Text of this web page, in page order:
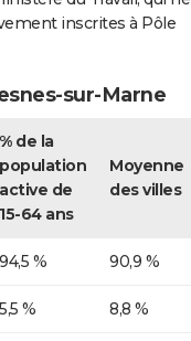
inscrites à Pôle
sur-Marne
% de la
population
active de
15-64 ans
Moyenne
des villes
94,5 % 90,9 %
5,5 % 8,8 %